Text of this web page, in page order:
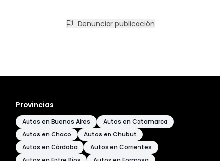
Denunciar publicación
Provincias
Autos en Buenos Aires
Autos en Catamarca
Autos en Chaco
Autos en Chubut
Autos en Córdoba
Autos en Corrientes